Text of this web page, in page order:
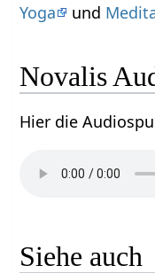
Yoga
und
Novalis
Hier die
Siehe auch